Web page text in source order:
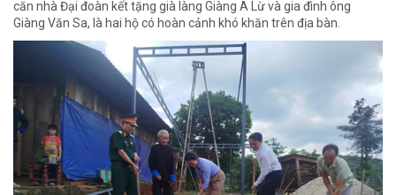
căn nhà Đại đoàn kết tặng già làng Giàng A Lừ và gia đình ông
Giàng Văn Sa, là hai hộ có hoàn cảnh khó khăn trên địa bàn.